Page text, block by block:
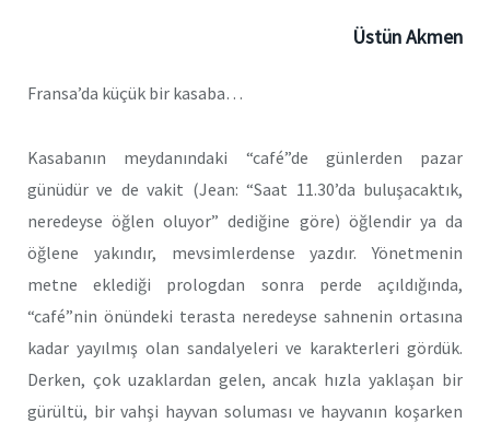
Üstün Akmen
Fransa’da küçük bir kasaba…
Kasabanın meydanındaki “café”de günlerden pazar
günüdür ve de vakit (Jean: “Saat 11.30’da buluşacaktık,
neredeyse öğlen oluyor” dediğine göre) öğlendir ya da
öğlene yakındır, mevsimlerdense yazdır. Yönetmenin
metne eklediği prologdan sonra perde açıldığında,
“café”nin önündeki terasta neredeyse sahnenin ortasına
kadar yayılmış olan sandalyeleri ve karakterleri gördük.
Derken, çok uzaklardan gelen, ancak hızla yaklaşan bir
gürültü, bir vahşi hayvan soluması ve hayvanın koşarken